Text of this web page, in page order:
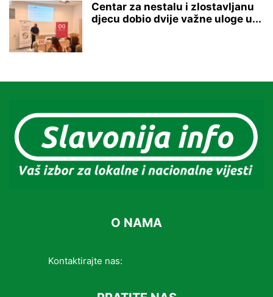
Centar za nestalu i zlostavljanu
djecu dobio dvije važne uloge u...
O NAMA
Kontaktirajte nas: